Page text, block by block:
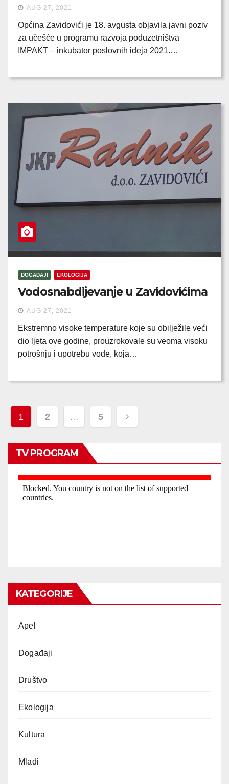
AUG 27, 2021
Općina Zavidovići je 18. avgusta objavila javni poziv
za učešće u programu razvoja poduzetništva
IMPAKT – inkubator poslovnih ideja 2021.…
DOGAĐAJI EKOLOGIJA
Vodosnabdijevanje u Zavidovićima
AUG 27, 2021
Ekstremno visoke temperature koje su obilježile veći
dio ljeta ove godine, prouzrokovale su veoma visoku
potrošnju i upotrebu vode, koja…
Posts
pagination
1 2 … 5
TV PROGRAM
KATEGORIJE
Apel
Događaji
Društvo
Ekologija
Kultura
Mladi